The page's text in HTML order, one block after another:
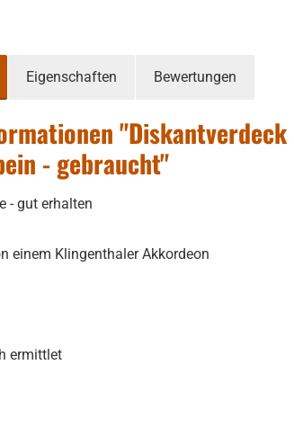
Eigenschaften Bewertungen
- gebraucht"
- gut erhalten
einem Klingenthaler Akkordeon
ermittlet